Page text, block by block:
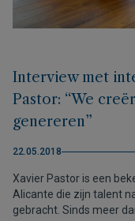
Interview met
Pastor: “We
genereren”
22.05.2018
Xavier Pastor is een
Alicante die zijn talent
gebracht. Sinds meer